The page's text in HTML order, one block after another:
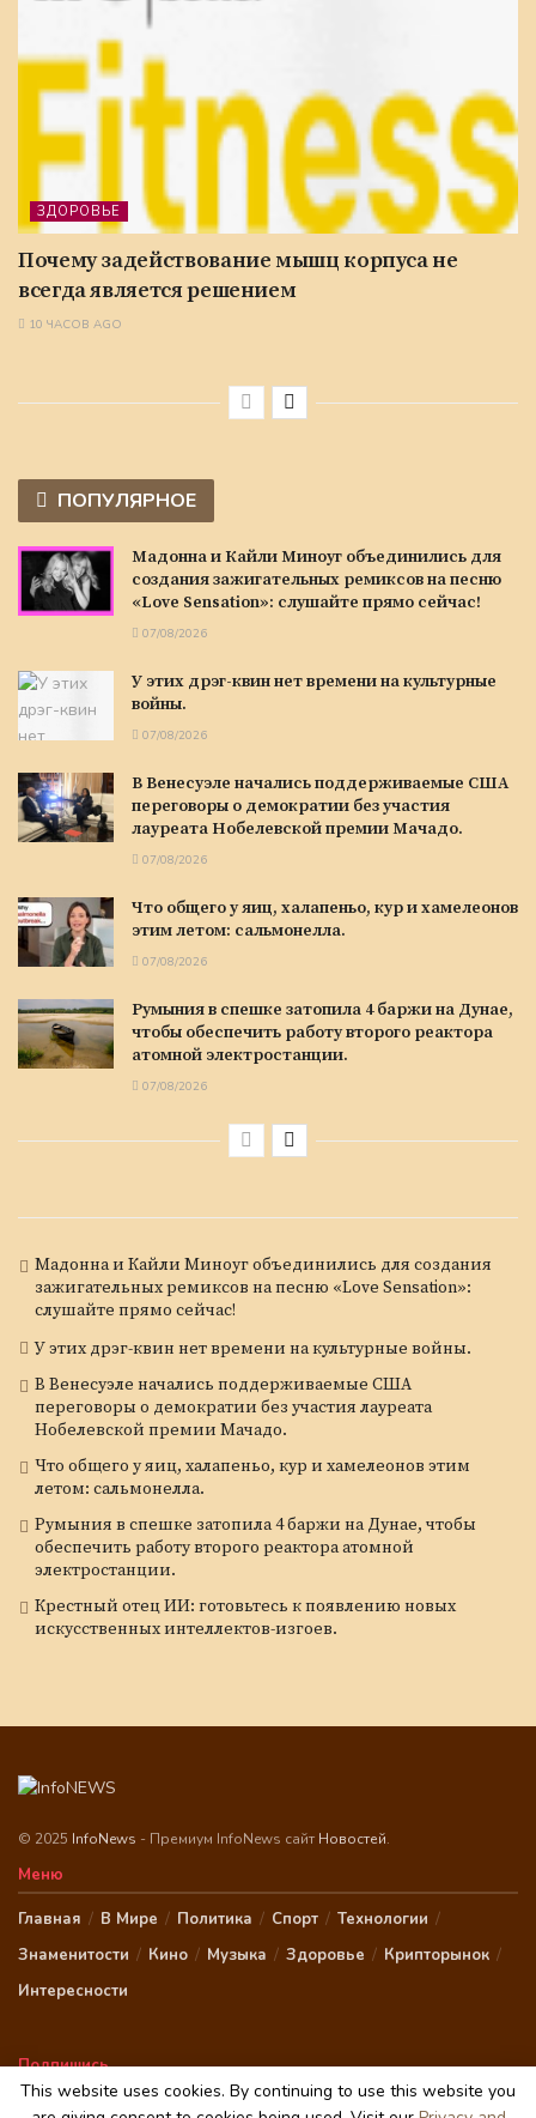
ЗДОРОВЬЕ
Почему задействование мышц корпуса не
всегда является решением
10 ЧАСОВ AGO
ПОПУЛЯРНОЕ
Мадонна и Кайли Миноуг объединились для
создания зажигательных ремиксов на песню
«Love Sensation»: слушайте прямо сейчас!
07/08/2026
У этих дрэг-квин нет времени на культурные
войны.
07/08/2026
В Венесуэле начались поддерживаемые США
переговоры о демократии без участия
лауреата Нобелевской премии Мачадо.
07/08/2026
Что общего у яиц, халапеньо, кур и хамелеонов
этим летом: сальмонелла.
07/08/2026
Румыния в спешке затопила 4 баржи на Дунае,
чтобы обеспечить работу второго реактора
атомной электростанции.
07/08/2026
Мадонна и Кайли Миноуг объединились для создания
зажигательных ремиксов на песню «Love Sensation»:
слушайте прямо сейчас!
У этих дрэг-квин нет времени на культурные войны.
В Венесуэле начались поддерживаемые США
переговоры о демократии без участия лауреата
Нобелевской премии Мачадо.
Что общего у яиц, халапеньо, кур и хамелеонов этим
летом: сальмонелла.
Румыния в спешке затопила 4 баржи на Дунае, чтобы
обеспечить работу второго реактора атомной
электростанции.
Крестный отец ИИ: готовьтесь к появлению новых
искусственных интеллектов-изгоев.
© 2025 InfoNews - Премиум InfoNews сайт Новостей.
Меню
Главная В Мире Политика Спорт
Технологии
Знаменитости
Кино Музыка Здоровье
Крипторынок
Интересности
Подпишись
This website uses cookies. By continuing to use this website you